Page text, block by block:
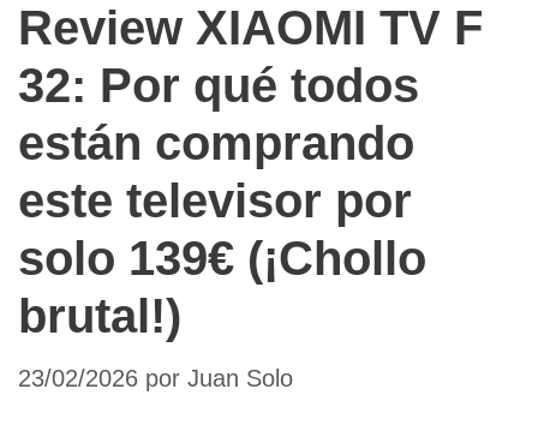
Review XIAOMI TV F
32: Por qué todos
están comprando
este televisor por
solo 139€ (¡Chollo
brutal!)
23/02/2026 por Juan Solo